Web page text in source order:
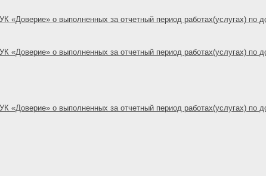
«Доверие» о выполненных за отчетный период работах(услугах) по
«Доверие» о выполненных за отчетный период работах(услугах) по
«Доверие» о выполненных за отчетный период работах(услугах) по